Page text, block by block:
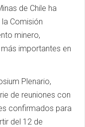
de Chile ha
Comisión
minero,
importantes en
Plenario,
de reuniones con
confirmados para
del 12 de